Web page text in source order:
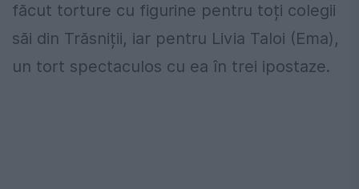
făcut torture cu figurine pentru toți colegii
săi din Trăsniții, iar pentru Livia Taloi (Ema),
un tort spectaculos cu ea în trei ipostaze.